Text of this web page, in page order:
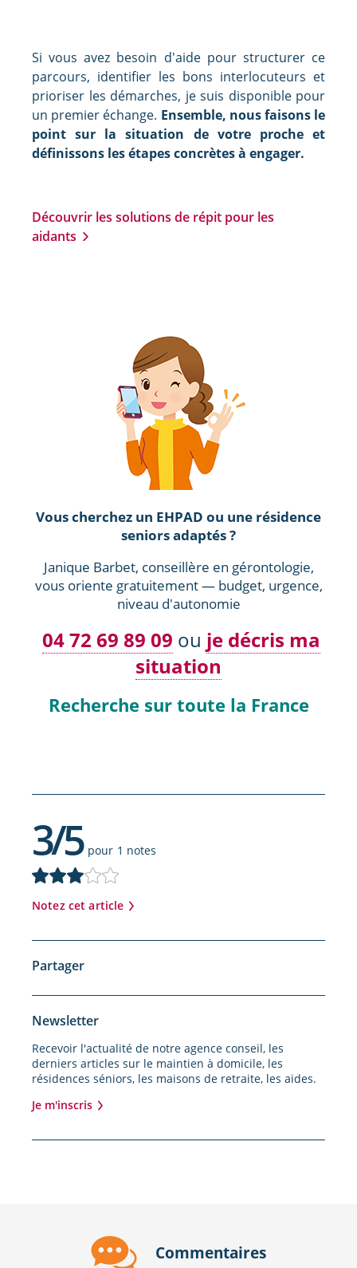
Si vous avez besoin d'aide pour structurer ce
parcours, identifier les bons interlocuteurs et
prioriser les démarches, je suis disponible pour
un premier échange. Ensemble, nous faisons le
point sur la situation de votre proche et
définissons les étapes concrètes à engager.
Découvrir les solutions de répit pour les
aidants
Vous cherchez un EHPAD ou une résidence
seniors adaptés ?
Janique Barbet, conseillère en gérontologie,
vous oriente gratuitement — budget, urgence,
niveau d'autonomie
04 72 69 89 09 ou je décris ma
situation
Recherche sur toute la France
3/5pour 1 notes
Notez cet article
Newsletter
Recevoir l'actualité de notre agence conseil, les
derniers articles sur le maintien à domicile, les
résidences séniors, les maisons de retraite, les aides.
Je m'inscris
Partager
Commentaires